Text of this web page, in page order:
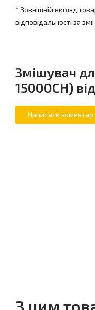
* Зовнішній вигляд
відповідальності за
Змішувач
15000CH)
З цим